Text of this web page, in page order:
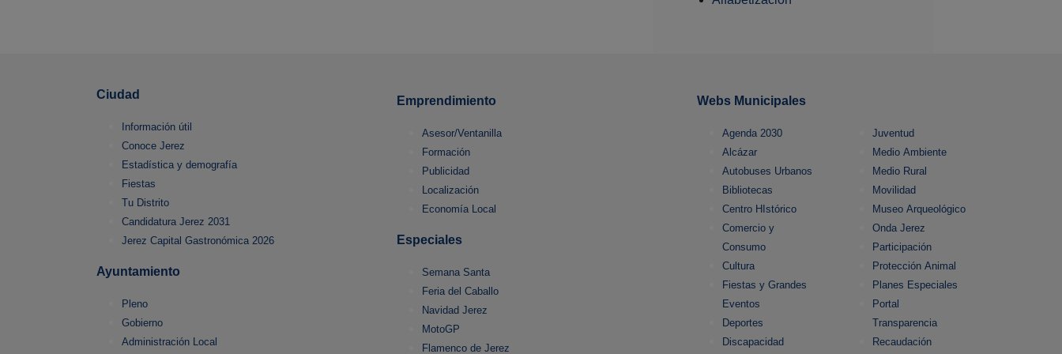
Ciudad
Información útil
Conoce Jerez
Estadística y demografía
Fiestas
Tu Distrito
Candidatura Jerez 2031
Jerez Capital Gastronómica 2026
Ayuntamiento
Pleno
Gobierno
Administración Local
Emprendimiento
Asesor/Ventanilla
Formación
Publicidad
Localización
Economía Local
Especiales
Semana Santa
Feria del Caballo
Navidad Jerez
MotoGP
Flamenco de Jerez
Webs Municipales
Agenda 2030
Alcázar
Autobuses Urbanos
Bibliotecas
Centro HIstórico
Comercio y
Consumo
Cultura
Fiestas y Grandes
Eventos
Deportes
Discapacidad
Juventud
Medio Ambiente
Medio Rural
Movilidad
Museo Arqueológico
Onda Jerez
Participación
Protección Animal
Planes Especiales
Portal
Transparencia
Recaudación